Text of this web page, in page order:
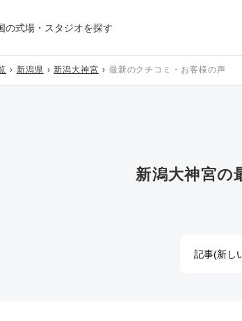
の式場・スタジオを探す
新潟県 新潟大神宮 最新のクチコミ・お客様の声
新潟大神宮の